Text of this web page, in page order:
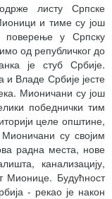
листу Српске
и тиме су још
поверење у Српску
од републичког до
је стуб Србије.
и Владе Србије јесте
Мионичани су још
победнички тим
целе општине,
су својим
радна места, нове
канализацију,
Мионице. Будућност
- рекао је након